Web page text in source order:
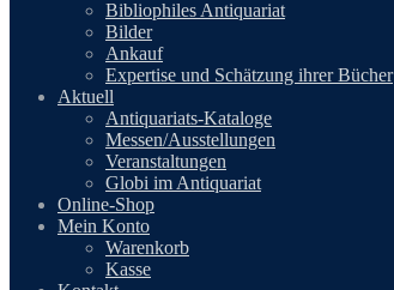
Bibliophiles Antiquariat
Bilder
Ankauf
Expertise und Schätzung ihrer Bücher
Aktuell
Antiquariats-Kataloge
Messen/Ausstellungen
Veranstaltungen
Globi im Antiquariat
Online-Shop
Mein Konto
Warenkorb
Kasse